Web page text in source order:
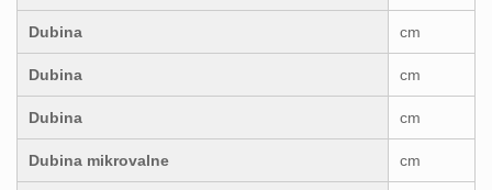
Dubina cm
Dubina cm
Dubina cm
Dubina mikrovalne cm